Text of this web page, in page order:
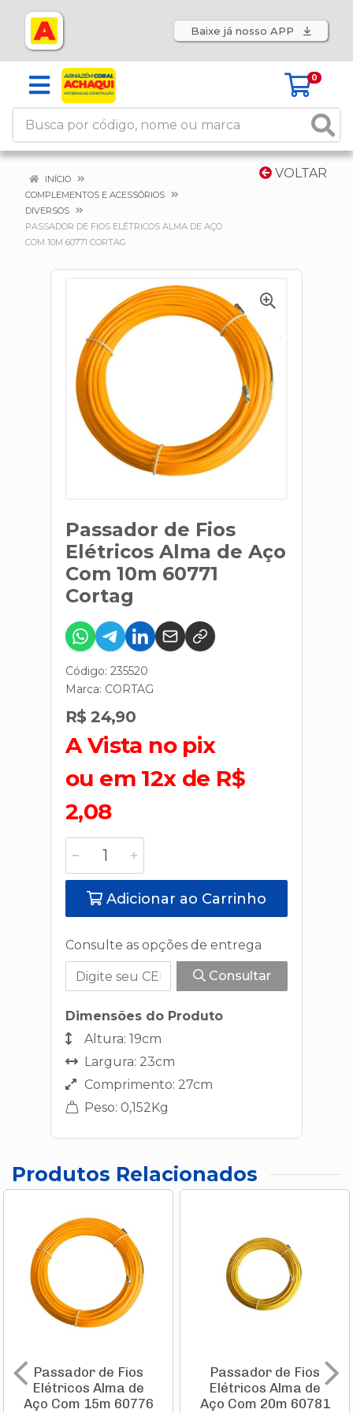
Baixe já nosso APP
0
VOLTAR
INÍCIO
COMPLEMENTOS E ACESSÓRIOS
DIVERSOS
PASSADOR DE FIOS ELÉTRICOS ALMA DE AÇO
COM 10M 60771 CORTAG
Passador de Fios
Elétricos Alma de Aço
Com 10m 60771
Cortag
Código: 235520
Marca: CORTAG
R$ 24,90
A Vista no pix
ou em 12x de R$
2,08
Adicionar ao Carrinho
Consulte as opções de entrega
Consultar
Dimensões do Produto
Altura: 19cm
Largura: 23cm
Comprimento: 27cm
Peso: 0,152Kg
Produtos Relacionados
Passador de Fios
Elétricos Alma de
Aço Com 15m 60776
Passador de Fios
Elétricos Alma de
Aço Com 20m 60781